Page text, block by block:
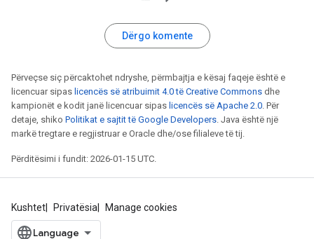
Dërgo komente
Përveçse siç përcaktohet ndryshe, përmbajtja e kësaj faqeje është e
licencuar sipas licencës së atribuimit 4.0 të Creative Commons dhe
kampionët e kodit janë licencuar sipas licencës së Apache 2.0. Për
detaje, shiko Politikat e sajtit të Google Developers. Java është një
markë tregtare e regjistruar e Oracle dhe/ose filialeve të tij.
Përditësimi i fundit: 2026-01-15 UTC.
Kushtet Privatësia Manage cookies